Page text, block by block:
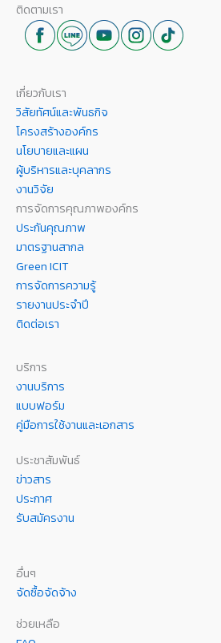
ติดตามเรา
เกี่ยวกับเรา
วิสัยทัศน์และพันธกิจ
โครงสร้างองค์กร
นโยบายและแผน
ผู้บริหารและบุคลากร
งานวิจัย
การจัดการคุณภาพองค์กร
ประกันคุณภาพ
มาตรฐานสากล
Green ICIT
การจัดการความรู้
รายงานประจำปี
ติดต่อเรา
บริการ
งานบริการ
แบบฟอร์ม
คู่มือการใช้งานและเอกสาร
ประชาสัมพันธ์
ข่าวสาร
ประกาศ
รับสมัครงาน
อื่นๆ
จัดซื้อจัดจ้าง
ช่วยเหลือ